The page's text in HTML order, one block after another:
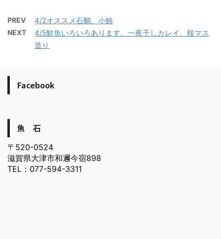
PREV 4/2オススメ石鯛、小鯵
NEXT
4/5鮮魚いろいろあります。一夜干しカレイ、桜マス
造り
Facebook
魚 石
〒520-0524
滋賀県大津市和邇今宿898
TEL：077-594-3311